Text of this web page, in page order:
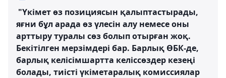
"Үкімет өз позициясын қалыптастырады,
яғни бұл арада өз үлесін алу немесе оны
арттыру туралы сөз болып отырған жоқ.
Бекітілген мерзімдері бар. Барлық ӨБК-де,
барлық келісімшартта келіссөздер кезеңі
болады, тиісті үкіметаралық комиссиялар